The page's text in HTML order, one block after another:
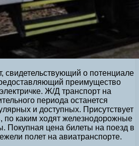
о потенциале
преимущество
Ж/Д транспорт на
периода останется
и доступных. Присутствует
по каким ходят железнодорожные
Покупная цена билеты на поезд в
полет на авиатранспорте.